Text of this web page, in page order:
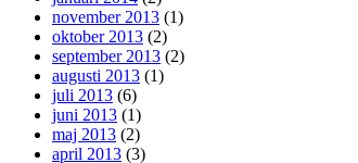
november 2013 (1)
oktober 2013 (2)
september 2013 (2)
augusti 2013 (1)
juli 2013 (6)
juni 2013 (1)
maj 2013 (2)
april 2013 (3)